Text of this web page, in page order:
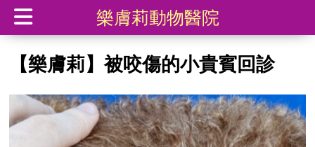
樂膚莉動物醫院
【樂膚莉】被咬傷的小貴賓回診